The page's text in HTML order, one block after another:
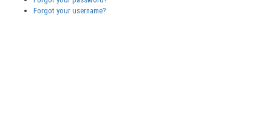
Forgot your username?